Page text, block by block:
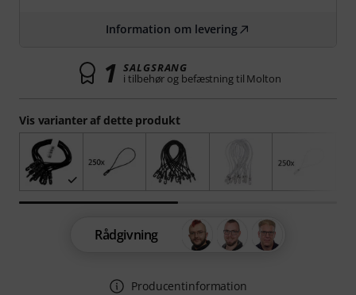
Vis varianter af dette produkt
Information om levering
1 SALGSRANG
i tilbehør og befæstning til Molton
Rådgivning
Producentinformation